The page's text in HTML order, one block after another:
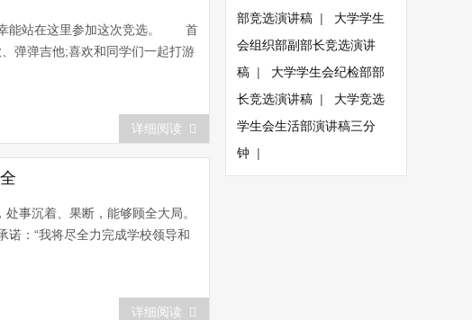
能站在这里参加这次竞选。 首
弹弹吉他;喜欢和同学们一起打游
详细阅读
沉着、果断，能够顾全大局。
诺：“我将尽全力完成学校领导和
详细阅读
部竞选演讲稿 | 大学学生
会组织部副部长竞选演讲
稿 | 大学学生会纪检部部
长竞选演讲稿 | 大学竞选
学生会生活部演讲稿三分
钟 |